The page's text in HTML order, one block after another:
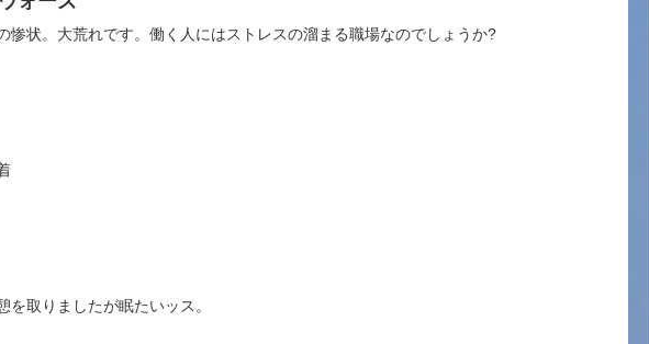
惨状。大荒れです。働く人にはストレスの溜まる職場なのでしょうか?
を取りましたが眠たいッス。